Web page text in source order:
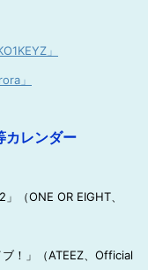
」
」
カレンダー
（ONE OR EIGHT、
！」（ATEEZ、Official